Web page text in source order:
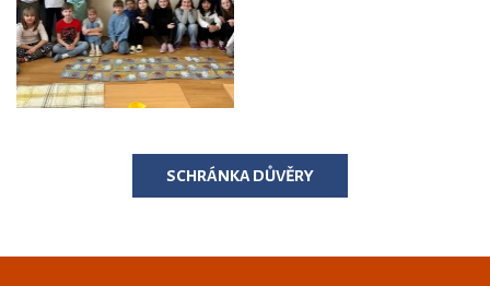
SCHRÁNKA DŮVĚRY